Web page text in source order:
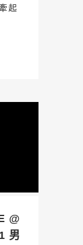
起
@
男